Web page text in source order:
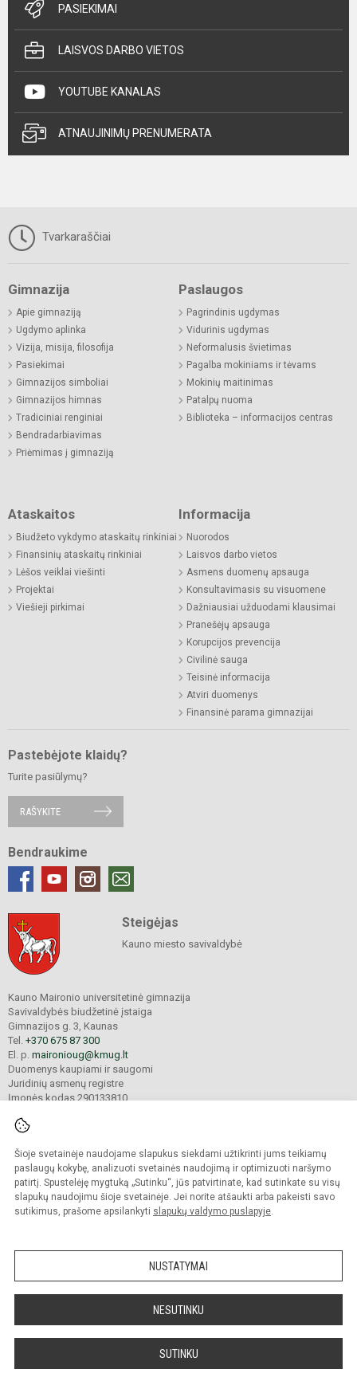
Šioje svetainėje naudojame slapukus siekdami užtikrinti jums teikiamų
paslaugų kokybę, analizuoti svetainės naudojimą ir optimizuoti naršymo
patirtį. Spustelėję mygtuką „Sutinku“, jūs patvirtinate, kad sutinkate su visų
slapukų naudojimu šioje svetainėje. Jei norite atšaukti arba pakeisti savo
sutikimus, prašome apsilankyti slapukų valdymo puslapyje.
NUSTATYMAI
NESUTINKU
SUTINKU
PASIEKIMAI
LAISVOS DARBO VIETOS
YOUTUBE KANALAS
ATNAUJINIMŲ PRENUMERATA
Tvarkaraščiai
Gimnazija
Apie gimnaziją
Ugdymo aplinka
Vizija, misija, filosofija
Pasiekimai
Gimnazijos simboliai
Gimnazijos himnas
Tradiciniai renginiai
Bendradarbiavimas
Priėmimas į gimnaziją
Paslaugos
Pagrindinis ugdymas
Vidurinis ugdymas
Neformalusis švietimas
Pagalba mokiniams ir tėvams
Mokinių maitinimas
Patalpų nuoma
Biblioteka – informacijos centras
Ataskaitos
Biudžeto vykdymo ataskaitų rinkiniai
Finansinių ataskaitų rinkiniai
Lėšos veiklai viešinti
Projektai
Viešieji pirkimai
Informacija
Nuorodos
Laisvos darbo vietos
Asmens duomenų apsauga
Konsultavimasis su visuomene
Dažniausiai užduodami klausimai
Pranešėjų apsauga
Korupcijos prevencija
Civilinė sauga
Teisinė informacija
Atviri duomenys
Finansinė parama gimnazijai
Pastebėjote klaidų?
Turite pasiūlymų?
RAŠYKITE
Bendraukime
Steigėjas
Kauno miesto savivaldybė
Kauno Maironio universitetinė gimnazija
Savivaldybės biudžetinė įstaiga
Gimnazijos g. 3, Kaunas
Tel. +370 675 87 300
El. p. maironioug@kmug.lt
Duomenys kaupiami ir saugomi
Juridinių asmenų registre
Įmonės kodas 290133810
© 2025. Kauno Maironio universitetinė gimnazija. Visos teisės saugomos.
Kopijuoti turinį be raštiško įstaigos administracijos sutikimo griežtai draudžiama.
Prieinamumo paraiška Slapukų valdymas
Sumanus būdas atnaujinti